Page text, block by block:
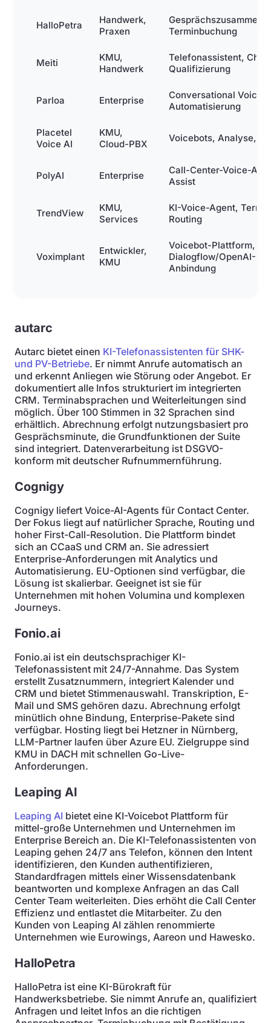
HalloPetra
Handwerk,
Praxen
Terminbuchung
Meiti
KMU,
Handwerk
Telefonassistent,
Qualifizierung
Parloa Enterprise
Conversational
Automatisierung
Placetel
Voice AI
KMU,
Cloud-PBX
Voicebots, Analyse,
PolyAI Enterprise
Call-Center-Voice-AI,
Assist
TrendView
KMU,
Services
KI-Voice-Agent,
Routing
Voximplant
Entwickler,
KMU
Voicebot-Plattform,
Dialogflow/OpenAI-
Anbindung
autarc
Autarc bietet einen KI-Telefonassistenten für SHK-
und PV-Betriebe. Er nimmt Anrufe automatisch an
und erkennt Anliegen wie Störung oder Angebot. Er
dokumentiert alle Infos strukturiert im integrierten
CRM. Terminabsprachen und Weiterleitungen sind
möglich. Über 100 Stimmen in 32 Sprachen sind
erhältlich. Abrechnung erfolgt nutzungsbasiert pro
Gesprächsminute, die Grundfunktionen der Suite
sind integriert. Datenverarbeitung ist DSGVO-
konform mit deutscher Rufnummernführung.
Cognigy
Cognigy liefert Voice-AI-Agents für Contact Center.
Der Fokus liegt auf natürlicher Sprache, Routing und
hoher First-Call-Resolution. Die Plattform bindet
sich an CCaaS und CRM an. Sie adressiert
Enterprise-Anforderungen mit Analytics und
Automatisierung. EU-Optionen sind verfügbar, die
Lösung ist skalierbar. Geeignet ist sie für
Unternehmen mit hohen Volumina und komplexen
Journeys.
Fonio.ai
Fonio.ai ist ein deutschsprachiger KI-
Telefonassistent mit 24/7-Annahme. Das System
erstellt Zusatznummern, integriert Kalender und
CRM und bietet Stimmenauswahl. Transkription, E-
Mail und SMS gehören dazu. Abrechnung erfolgt
minütlich ohne Bindung, Enterprise-Pakete sind
verfügbar. Hosting liegt bei Hetzner in Nürnberg,
LLM-Partner laufen über Azure EU. Zielgruppe sind
KMU in DACH mit schnellen Go-Live-
Anforderungen.
Leaping AI
Leaping AI bietet eine KI-Voicebot Plattform für
mittel-große Unternehmen und Unternehmen im
Enterprise Bereich an. Die KI-Telefonassistenten von
Leaping gehen 24/7 ans Telefon, können den Intent
identifizieren, den Kunden authentifizieren,
Standardfragen mittels einer Wissensdatenbank
beantworten und komplexe Anfragen an das Call
Center Team weiterleiten. Dies erhöht die Call Center
Effizienz und entlastet die Mitarbeiter. Zu den
Kunden von Leaping AI zählen renommierte
Unternehmen wie Eurowings, Aareon und Hawesko.
HalloPetra
HalloPetra ist eine KI-Bürokraft für
Handwerksbetriebe. Sie nimmt Anrufe an, qualifiziert
Anfragen und leitet Infos an die richtigen